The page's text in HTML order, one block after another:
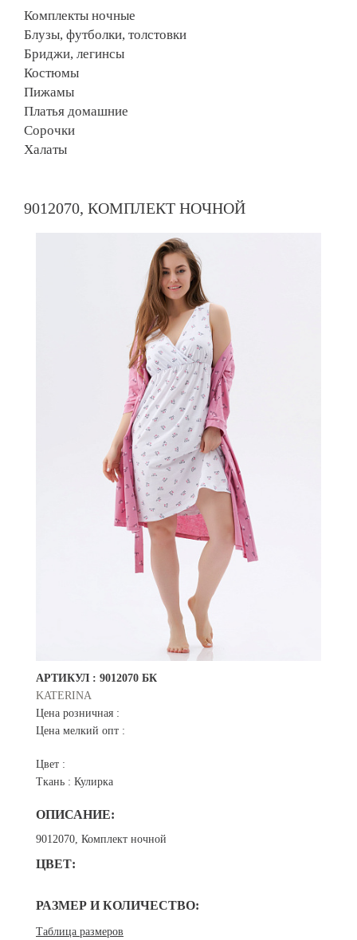
Комплекты ночные
Блузы, футболки, толстовки
Бриджи, легинсы
Костюмы
Пижамы
Платья домашние
Сорочки
Халаты
9012070, КОМПЛЕКТ НОЧНОЙ
АРТИКУЛ : 9012070 БК
KATERINA
Цена розничная :
Цена мелкий опт :
Цвет :
Ткань : Кулирка
ОПИСАНИЕ:
9012070, Комплект ночной
ЦВЕТ:
РАЗМЕР И КОЛИЧЕСТВО:
Таблица размеров